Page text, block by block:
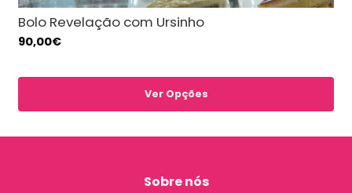
Bolo Revelação com Ursinho
90,00€
Ver Opções
Sobre nós